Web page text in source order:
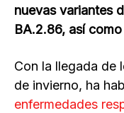
nuevas variantes
BA.2.86, así
Con la llegada de
de invierno, ha
enfermedades